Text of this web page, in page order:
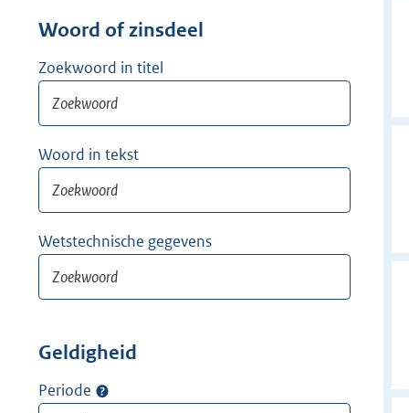
Woord of zinsdeel
Zoekwoord in titel
Woord in tekst
Wetstechnische gegevens
Geldigheid
Periode